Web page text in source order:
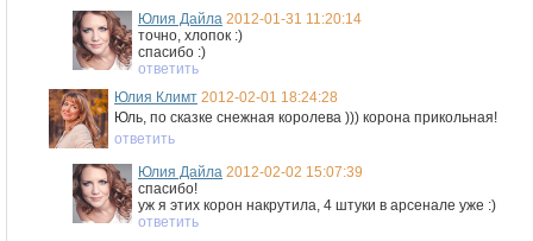
Юлия Дайла 2012-01-31 11:20:14
точно, хлопок :)
спасибо :)
ответить
Юлия Климт 2012-02-01 18:24:28
Юль, по сказке снежная королева ))) корона прикольная!
ответить
Юлия Дайла 2012-02-02 15:07:39
спасибо!
уж я этих корон накрутила, 4 штуки в арсенале уже :)
ответить